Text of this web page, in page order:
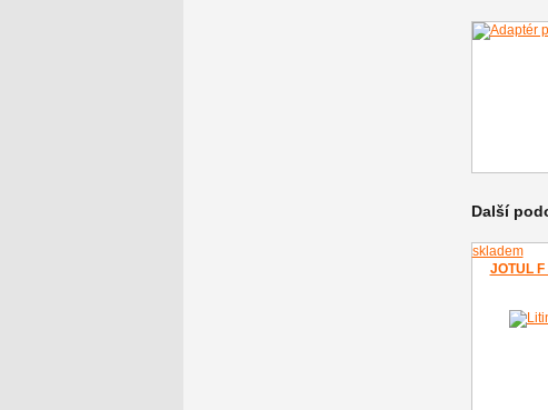
Další
JOTUL F
skladem